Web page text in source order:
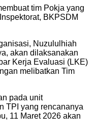
tim Pokja yang
BKPSDM
Nuzululhiah
akan dilaksanakan
Kerja Evaluasi (LKE)
melibatkan Tim
pada unit
TPI yang rencananya
11 Maret 2026 akan